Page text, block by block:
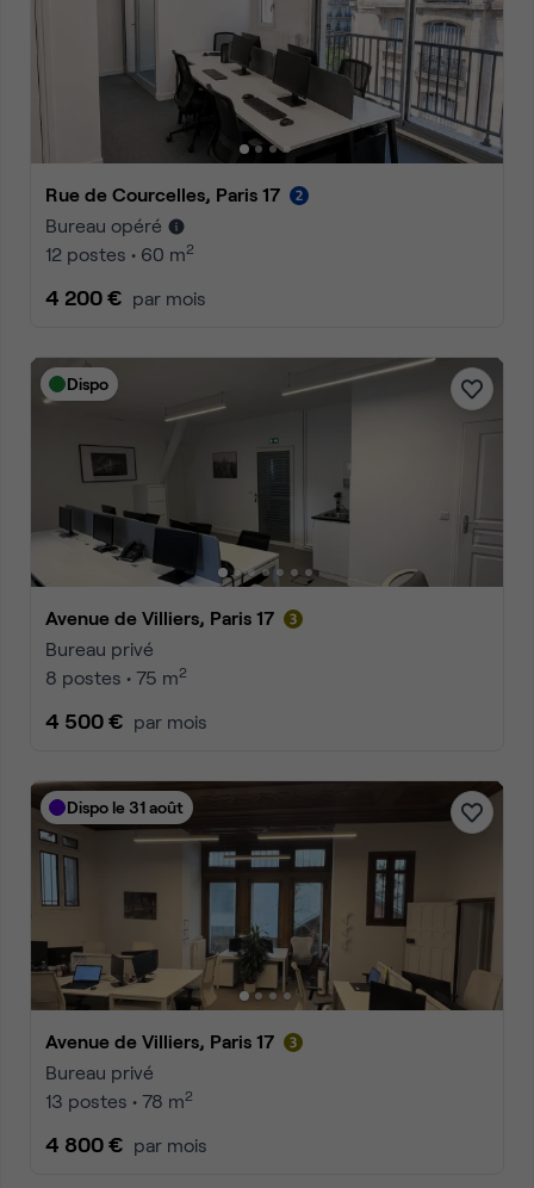
Rue de Courcelles, Paris 17
Bureau opéré
12 postes • 60 m2
4 200 € par mois
Dispo
Avenue de Villiers, Paris 17
Bureau privé
8 postes • 75 m2
4 500 € par mois
Dispo le 31 août
Avenue de Villiers, Paris 17
Bureau privé
13 postes • 78 m2
4 800 € par mois